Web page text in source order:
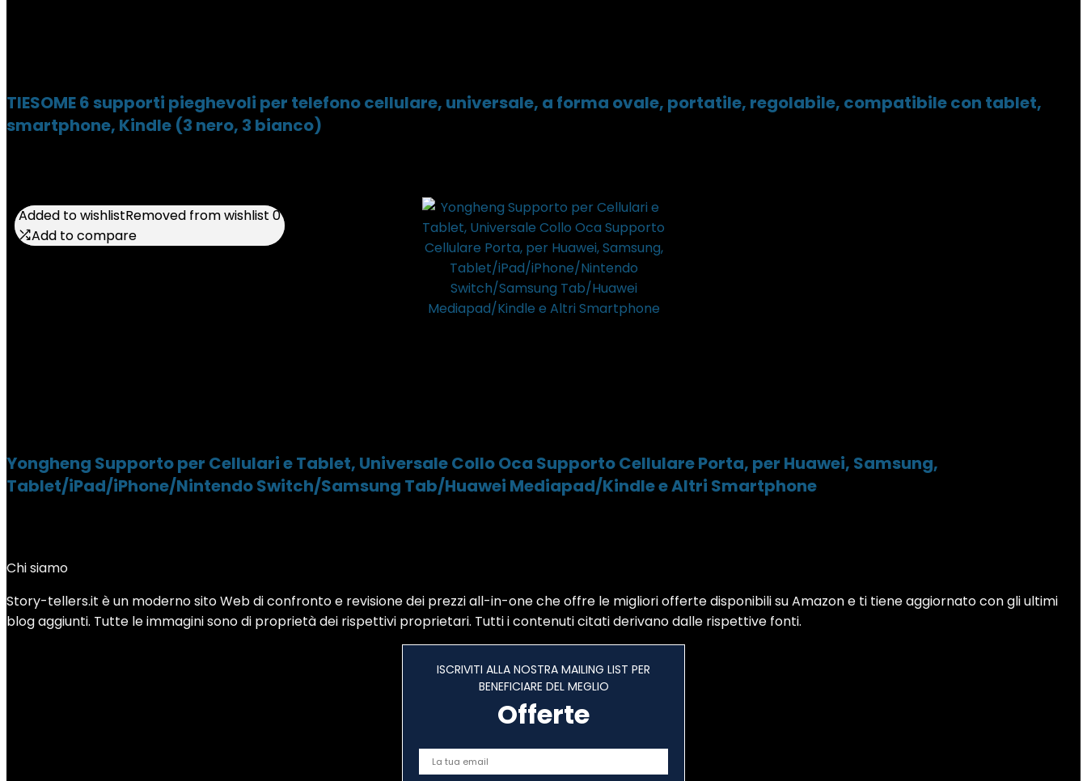
TIESOME 6 supporti pieghevoli per telefono cellulare, universale, a forma ovale, portatile, regolabile, compatibile con tablet,
smartphone, Kindle (3 nero, 3 bianco)
Added to wishlistRemoved from wishlist 0
Add to compare
Yongheng Supporto per Cellulari e Tablet, Universale Collo Oca Supporto Cellulare Porta, per Huawei, Samsung,
Tablet/iPad/iPhone/Nintendo Switch/Samsung Tab/Huawei Mediapad/Kindle e Altri Smartphone
Added to wishlistRemoved from wishlist 0
Add to compare
Chi siamo
Story-tellers.it è un moderno sito Web di confronto e revisione dei prezzi all-in-one che offre le migliori offerte disponibili su Amazon e ti tiene aggiornato con gli ultimi
blog aggiunti. Tutte le immagini sono di proprietà dei rispettivi proprietari. Tutti i contenuti citati derivano dalle rispettive fonti.
ISCRIVITI ALLA NOSTRA MAILING LIST PER
BENEFICIARE DEL MEGLIO
Offerte